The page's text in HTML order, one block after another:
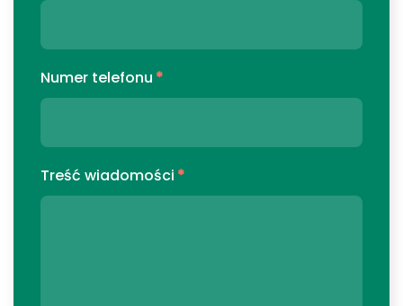
Numer telefonu *
Treść wiadomości *